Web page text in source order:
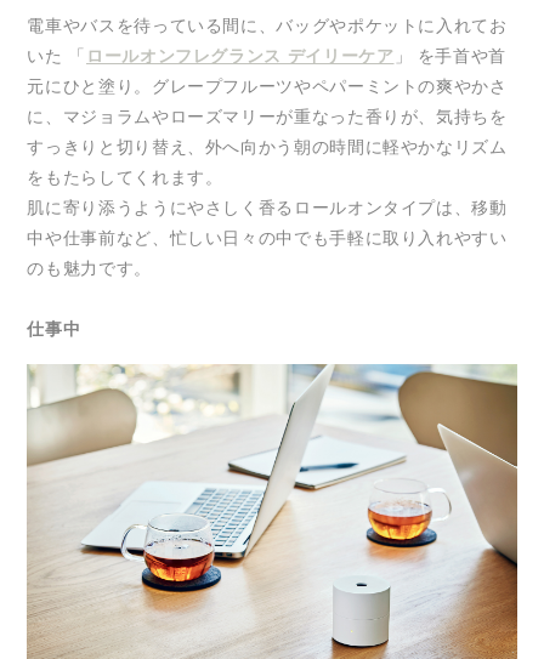
電車やバスを待っている間に、バッグやポケットに入れてお
いた 「 ロールオンフレグランス デイリーケア 」 を手首や首
元にひと塗り。グレープフルーツやペパーミントの爽やかさ
に、マジョラムやローズマリーが重なった香りが、気持ちを
すっきりと切り替え、外へ向かう朝の時間に軽やかなリズム
をもたらしてくれます。
肌に寄り添うようにやさしく香るロールオンタイプは、移動
中や仕事前など、忙しい日々の中でも手軽に取り入れやすい
のも魅力です。
仕事中